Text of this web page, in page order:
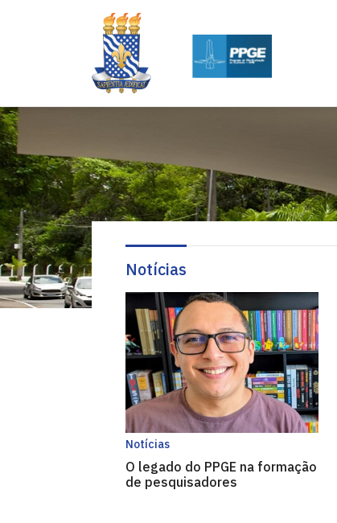
Notícias
Notícias
O legado do PPGE na formação
de pesquisadores